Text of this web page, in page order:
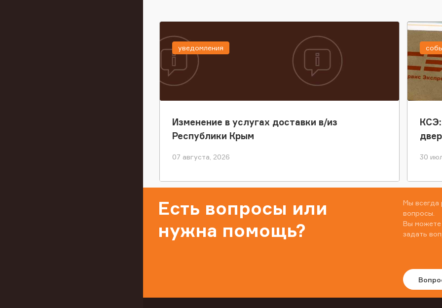
Изменение в услугах доставки в/из
Республики Крым
07 августа, 2026
уведомления
КСЭ:
30
Есть вопросы или
нужна помощь?
Мы всегда
вопросы.
Вы можете
задать